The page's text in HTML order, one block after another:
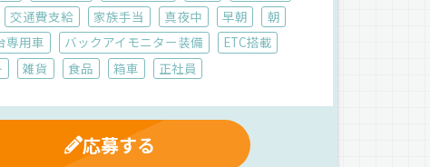
交通費支給 家族手当 真夜中 早朝
朝
専用車 バックアイモニター装備
ETC搭載
雑貨 食品 箱車 正社員
応募する